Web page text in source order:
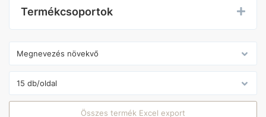
Termékcsoportok
Összes termék Excel export